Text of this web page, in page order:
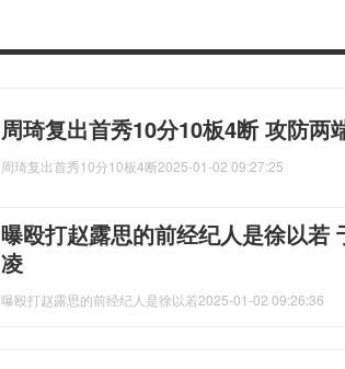
周琦复出首秀10分10板4断 攻防两
周琦复出首秀10分10板4断2025-01-02 09:27:25
曝殴打赵露思的前经纪人是徐以若
凌
曝殴打赵露思的前经纪人是徐以若2025-01-02 09:26:36